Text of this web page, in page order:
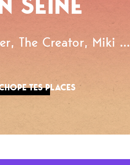
The Creator, Miki ...
TES PLACES